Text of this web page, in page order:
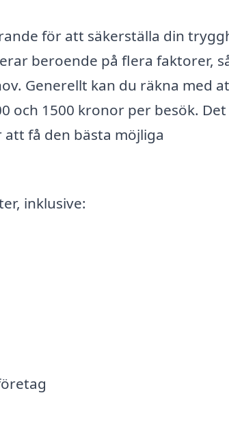
för att säkerställa din
beroende på flera faktorer,
Generellt kan du räkna med
och 1500 kronor per besök.
få den bästa möjliga
inklusive: